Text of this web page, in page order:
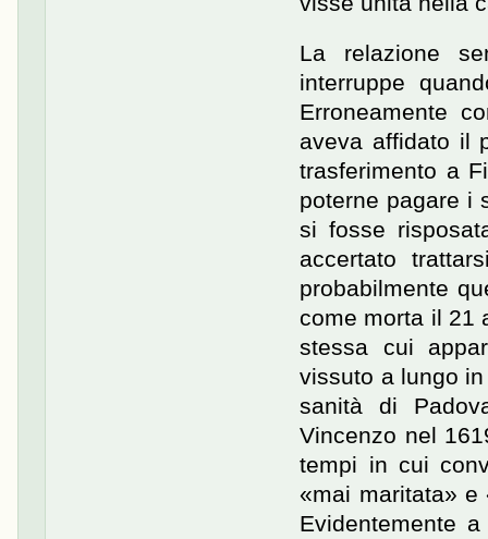
La relazione
interruppe
Erroneamente
aveva affidato il
trasferimento a
poterne pagare i
si fosse
accertato
probabilmente
come morta il 21
stessa cui
vissuto a lungo
sanità di
Vincenzo nel
tempi in cui
«mai maritata» e
Evidentemente